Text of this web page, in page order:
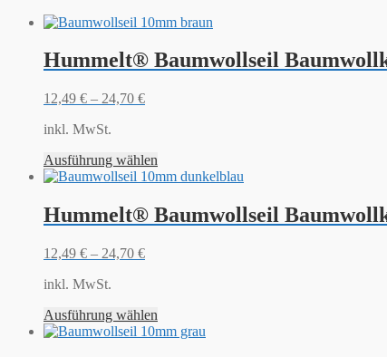
Hummelt® Baumwollseil
12,49 € – 24,70 €
inkl. MwSt.
Ausführung wählen
Hummelt® Baumwollseil
12,49 € – 24,70 €
inkl. MwSt.
Ausführung wählen